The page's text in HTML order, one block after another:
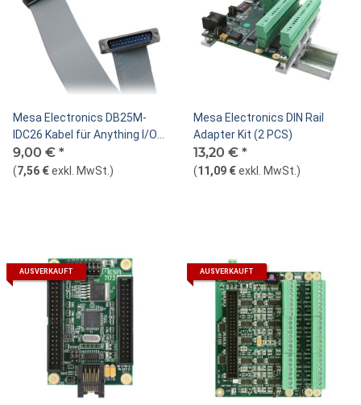
Mesa Electronics DB25M-
IDC26 Kabel für Anything I/O
Erweiterungskarten
9,00 € *
(7,56 €exkl. MwSt. )
Mesa Electronics DIN Rail
Adapter Kit (2 PCS)
13,20 € *
(11,09 €exkl. MwSt. )
AUSVERKAUFT AUSVERKAUFT